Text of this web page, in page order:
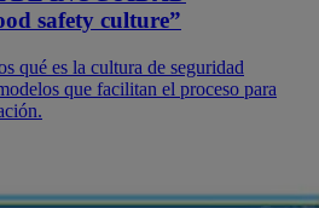
safety culture”
qué es la cultura de seguridad
que facilitan el proceso para